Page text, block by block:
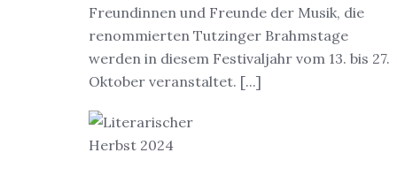
Freundinnen und Freunde der Musik, die
renommierten Tutzinger Brahmstage
werden in diesem Festivaljahr vom 13. bis 27.
Oktober veranstaltet. [...]